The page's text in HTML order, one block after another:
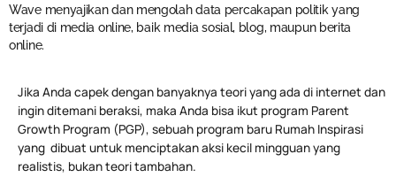
Wave menyajikan dan mengolah data percakapan politik yang
terjadi di media online, baik media sosial, blog, maupun berita
online.
Jika Anda capek dengan banyaknya teori yang ada di internet dan
ingin ditemani beraksi, maka Anda bisa ikut program Parent
Growth Program (PGP), sebuah program baru Rumah Inspirasi
yang dibuat untuk menciptakan aksi kecil mingguan yang
realistis, bukan teori tambahan.